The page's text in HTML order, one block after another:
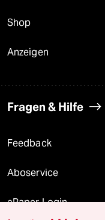
Shop
Anzeigen
Fragen & Hilfe
Feedback
Aboservice
ePaper Login